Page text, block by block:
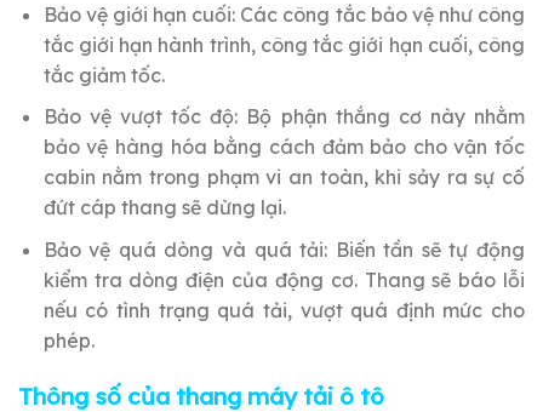
Bảo vệ giới hạn cuối: Các công tắc bảo vệ như công
tắc giới hạn hành trình, công tắc giới hạn cuối, công
tắc giảm tốc.
Bảo vệ vượt tốc độ: Bộ phận thắng cơ này nhằm
bảo vệ hàng hóa bằng cách đảm bảo cho vận tốc
cabin nằm trong phạm vi an toàn, khi sảy ra sự cố
đứt cáp thang sẽ dừng lại.
Bảo vệ quá dòng và quá tải: Biến tần sẽ tự động
kiểm tra dòng điện của động cơ. Thang sẽ báo lỗi
nếu có tình trạng quá tải, vượt quá định mức cho
phép.
Thông số của thang máy tải ô tô